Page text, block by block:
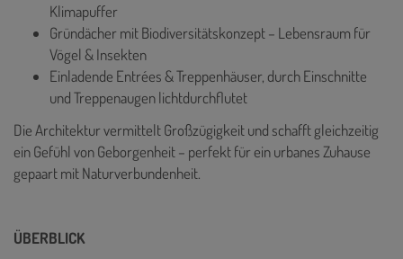
Klimapuffer
Gründächer mit Biodiversitätskonzept – Lebensraum für
Vögel & Insekten
Einladende Entrées & Treppenhäuser, durch Einschnitte
und Treppenaugen lichtdurchflutet
Die Architektur vermittelt Großzügigkeit und schafft gleichzeitig
ein Gefühl von Geborgenheit – perfekt für ein urbanes Zuhause
gepaart mit Naturverbundenheit.
ÜBERBLICK